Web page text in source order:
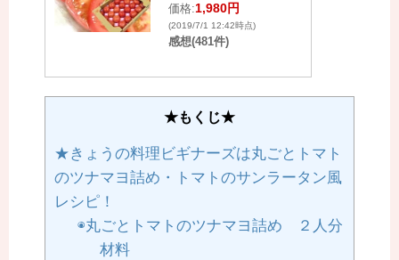
価格:1,980円
(2019/7/1 12:42時点)
感想(481件)
★もくじ★
★きょうの料理ビギナーズは丸ごとトマト
のツナマヨ詰め・トマトのサンラータン風
レシピ！
◉丸ごとトマトのツナマヨ詰め ２人分
材料